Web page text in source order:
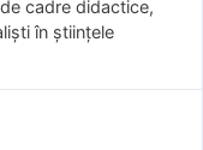
cadre didactice,
în științele